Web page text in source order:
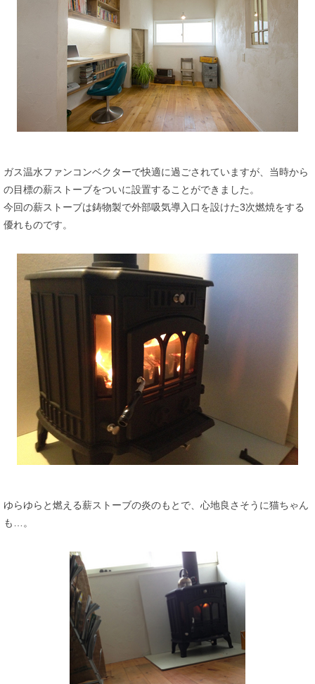
ガス温水ファンコンベクターで快適に過ごされていますが、当時から
の目標の薪ストーブをついに設置することができました。
今回の薪ストーブは鋳物製で外部吸気導入口を設けた3次燃焼をする
優れものです。
ゆらゆらと燃える薪ストーブの炎のもとで、心地良さそうに猫ちゃん
も…。